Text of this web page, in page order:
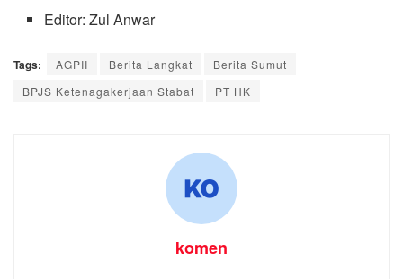
Editor: Zul Anwar
Tags: AGPII Berita Langkat
Berita Sumut
BPJS Ketenagakerjaan Stabat
PT HK
komen